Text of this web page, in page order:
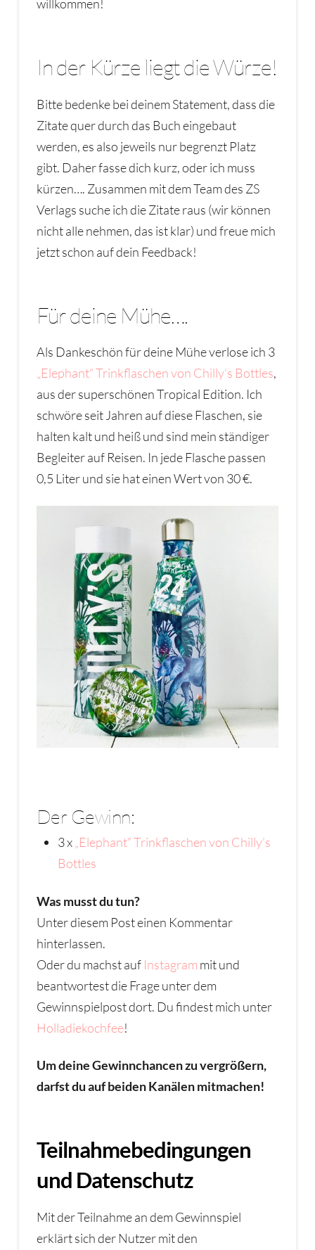
willkommen!
In der Kürze liegt die Würze!
Bitte bedenke bei deinem Statement, dass die
Zitate quer durch das Buch eingebaut
werden, es also jeweils nur begrenzt Platz
gibt. Daher fasse dich kurz, oder ich muss
kürzen…. Zusammen mit dem Team des ZS
Verlags suche ich die Zitate raus (wir können
nicht alle nehmen, das ist klar) und freue mich
jetzt schon auf dein Feedback!
Für deine Mühe….
Als Dankeschön für deine Mühe verlose ich 3
„Elephant“ Trinkflaschen von Chilly’s Bottles,
aus der superschönen Tropical Edition. Ich
schwöre seit Jahren auf diese Flaschen, sie
halten kalt und heiß und sind mein ständiger
Begleiter auf Reisen. In jede Flasche passen
0,5 Liter und sie hat einen Wert von 30 €.
Der Gewinn:
3 x„Elephant“ Trinkflaschen von Chilly’s
Bottles
Was musst du tun?
Unter diesem Post einen Kommentar
hinterlassen.
Oder du machst auf Instagram mit und
beantwortest die Frage unter dem
Gewinnspielpost dort. Du findest mich unter
Holladiekochfee!
Um deine Gewinnchancen zu vergrößern,
darfst du auf beiden Kanälen mitmachen!
Teilnahmebedingungen
und Datenschutz
Mit der Teilnahme an dem Gewinnspiel
erklärt sich der Nutzer mit den